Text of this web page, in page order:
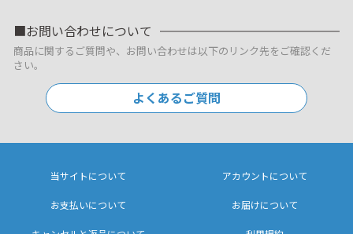
お問い合わせについて
商品に関するご質問や、お問い合わせは以下のリンク先をご確認くだ
さい。
よくあるご質問
当サイトについて アカウントについて
お支払いについて お届けについて